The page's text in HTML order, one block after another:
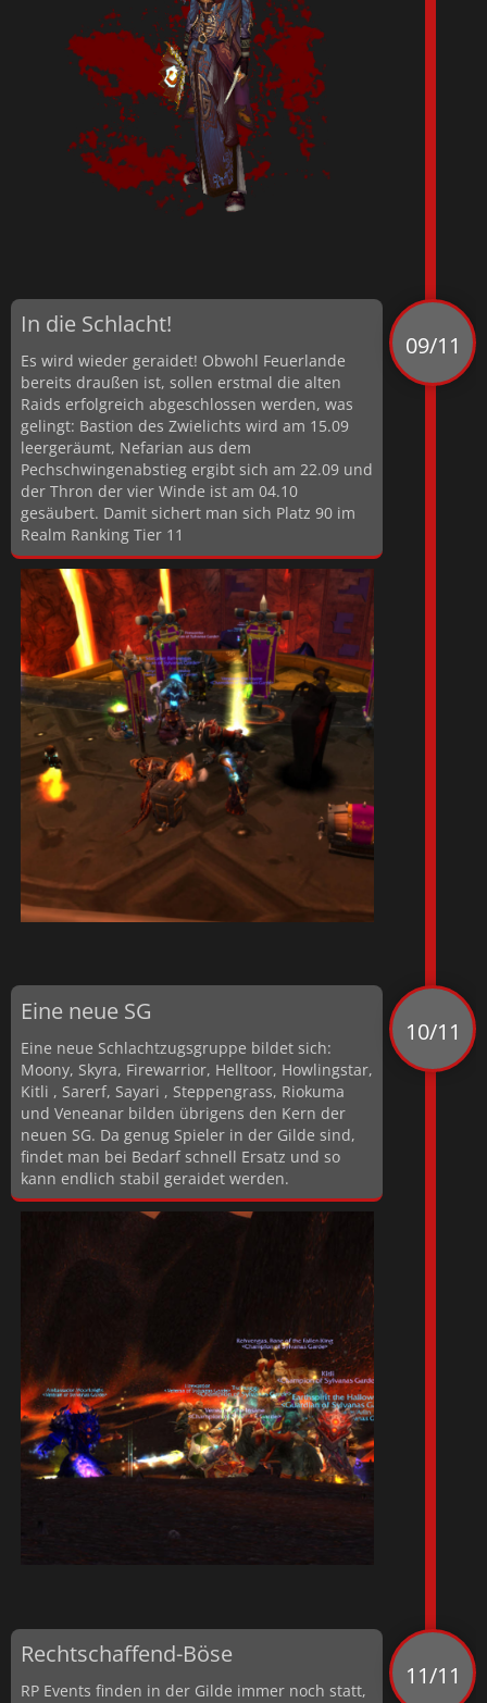
In die Schlacht!
Es wird wieder geraidet! Obwohl Feuerlande
bereits draußen ist, sollen erstmal die alten
Raids erfolgreich abgeschlossen werden, was
gelingt: Bastion des Zwielichts wird am 15.09
leergeräumt, Nefarian aus dem
Pechschwingenabstieg ergibt sich am 22.09 und
der Thron der vier Winde ist am 04.10
gesäubert. Damit sichert man sich Platz 90 im
Realm Ranking Tier 11
09/11
Eine neue SG
Eine neue Schlachtzugsgruppe bildet sich:
Moony, Skyra, Firewarrior, Helltoor, Howlingstar,
Kitli , Sarerf, Sayari , Steppengrass, Riokuma
und Veneanar bilden übrigens den Kern der
neuen SG. Da genug Spieler in der Gilde sind,
findet man bei Bedarf schnell Ersatz und so
kann endlich stabil geraidet werden.
10/11
Rechtschaffend-Böse
RP Events finden in der Gilde immer noch statt,
11/11